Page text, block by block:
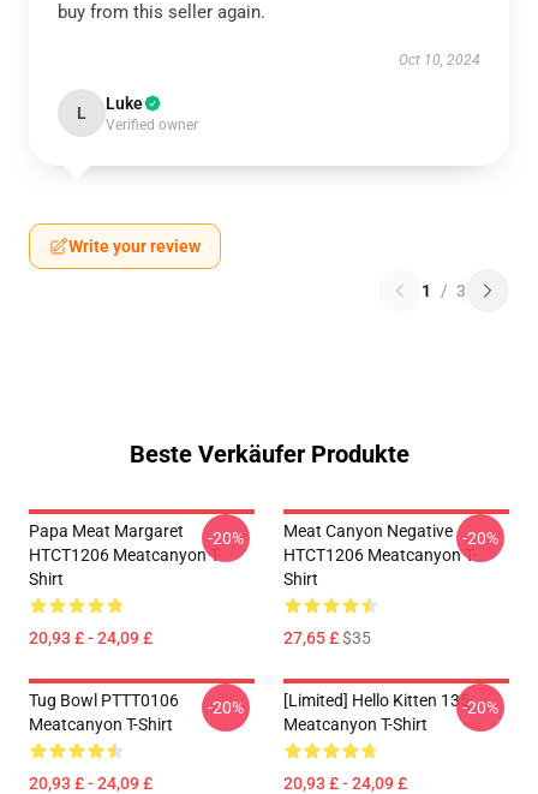
buy from this seller again.
Oct 10, 2024
L Luke
Verified owner
Write your review
1 / 3
Beste Verkäufer Produkte
Papa Meat Margaret
HTCT1206 Meatcanyon T-
Shirt
20,93 £ - 24,09 £
-20%
Meat Canyon Negative
HTCT1206 Meatcanyon T-
Shirt
27,65 £$35
-20%
Tug Bowl PTTT0106
Meatcanyon T-Shirt
20,93 £ - 24,09 £
-20%
[Limited] Hello Kitten 135
Meatcanyon T-Shirt
20,93 £ - 24,09 £
-20%